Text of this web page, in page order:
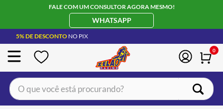
FALE COM UM CONSULTOR AGORA MESMO!
WHATSAPP
5% DE DESCONTO NO PIX
0
O que você está procurando?